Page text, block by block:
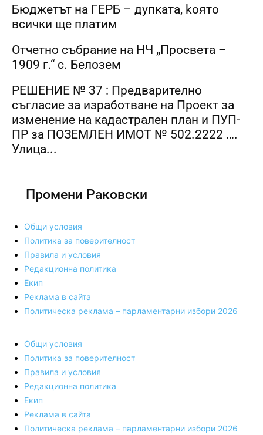
Бюджетът на ГЕРБ – дупката, kоято
всички ще платим
Отчетно събрание на НЧ „Просвета –
1909 г.“ с. Белозем
РЕШЕНИЕ № 37 : Предварително
съгласие за изработване на Проект за
изменение на кадастрален план и ПУП-
ПР за ПОЗЕМЛЕН ИМОТ № 502.2222 ….
Улица...
Промени Раковски
Общи условия
Политика за поверителност
Правила и условия
Редакционна политика
Екип
Реклама в сайта
Политическа реклама – парламентарни избори 2026
Общи условия
Политика за поверителност
Правила и условия
Редакционна политика
Екип
Реклама в сайта
Политическа реклама – парламентарни избори 2026